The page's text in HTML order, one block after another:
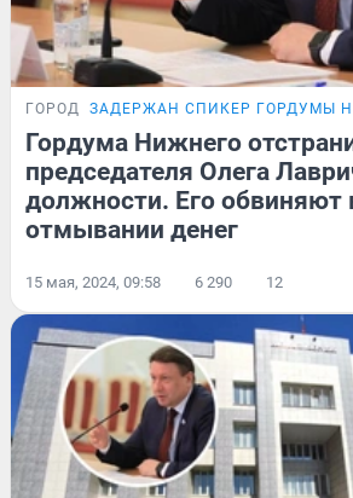
ГОРОД ЗАДЕРЖАН СПИКЕР ГОРДУМЫ
Гордума Нижнего
председателя Олега
должности. Его обвиняют
отмывании денег
15 мая, 2024, 09:58 6 290 12